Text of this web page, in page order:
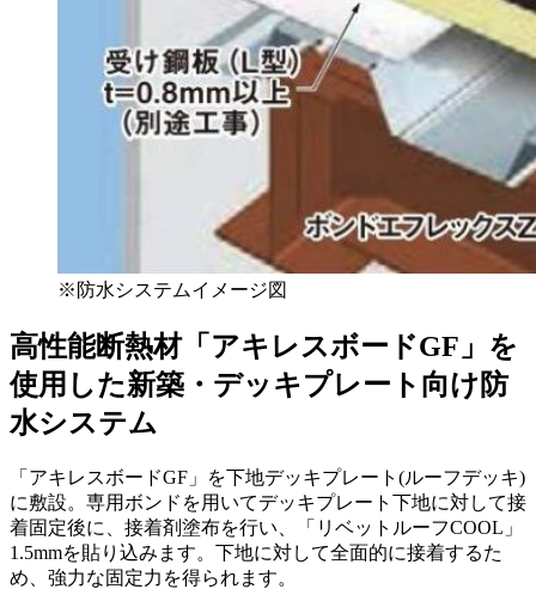
※防水システムイメージ図
高性能断熱材「アキレスボードGF」を
使用した新築・デッキプレート向け防
水システム
「アキレスボードGF」を下地デッキプレート(ルーフデッキ)
に敷設。専用ボンドを用いてデッキプレート下地に対して接
着固定後に、接着剤塗布を行い、「リベットルーフCOOL」
1.5mmを貼り込みます。下地に対して全面的に接着するた
め、強力な固定力を得られます。